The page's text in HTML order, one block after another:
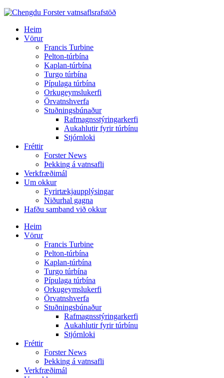
Heim
Vörur
Francis Turbine
Pelton-túrbína
Kaplan-túrbína
Turgo túrbína
Pípulaga túrbína
Orkugeymslukerfi
Örvatnshverfa
Stuðningsbúnaður
Rafmagnsstýringarkerfi
Aukahlutir fyrir túrbínu
Stjórnloki
Fréttir
Forster News
Þekking á vatnsafli
Verkfræðimál
Um okkur
Fyrirtækjaupplýsingar
Niðurhal gagna
Hafðu samband við okkur
Heim
Vörur
Francis Turbine
Pelton-túrbína
Kaplan-túrbína
Turgo túrbína
Pípulaga túrbína
Orkugeymslukerfi
Örvatnshverfa
Stuðningsbúnaður
Rafmagnsstýringarkerfi
Aukahlutir fyrir túrbínu
Stjórnloki
Fréttir
Forster News
Þekking á vatnsafli
Verkfræðimál